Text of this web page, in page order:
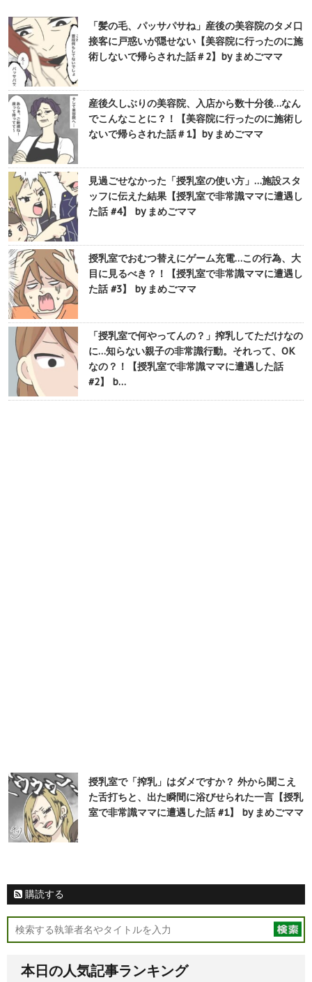
「髪の毛、パッサパサね」産後の美容院のタメ口
接客に戸惑いが隠せない【美容院に行ったのに施
術しないで帰らされた話＃2】by まめごママ
産後久しぶりの美容院、入店から数十分後…なん
でこんなことに？！【美容院に行ったのに施術し
ないで帰らされた話＃1】by まめごママ
見過ごせなかった「授乳室の使い方」…施設スタ
ッフに伝えた結果【授乳室で非常識ママに遭遇し
た話 #4】 by まめごママ
授乳室でおむつ替えにゲーム充電…この行為、大
目に見るべき？！【授乳室で非常識ママに遭遇し
た話 #3】 by まめごママ
「授乳室で何やってんの？」搾乳してただけなの
に…知らない親子の非常識行動。それって、OK
なの？！【授乳室で非常識ママに遭遇した話
#2】 b…
授乳室で「搾乳」はダメですか？ 外から聞こえ
た舌打ちと、出た瞬間に浴びせられた一言【授乳
室で非常識ママに遭遇した話 #1】 by まめごママ
購読する
本日の人気記事ランキング